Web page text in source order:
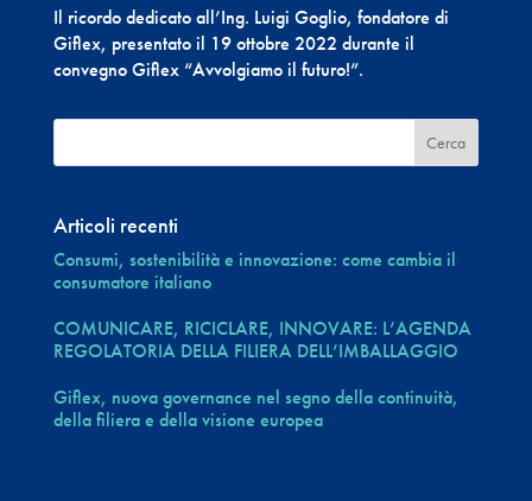
Il ricordo dedicato all’Ing. Luigi Goglio, fondatore di
Giflex, presentato il 19 ottobre 2022 durante il
convegno Giflex “Avvolgiamo il futuro!”.
Articoli recenti
Consumi, sostenibilità e innovazione: come cambia il
consumatore italiano
COMUNICARE, RICICLARE, INNOVARE: L’AGENDA
REGOLATORIA DELLA FILIERA DELL’IMBALLAGGIO
Giflex, nuova governance nel segno della continuità,
della filiera e della visione europea